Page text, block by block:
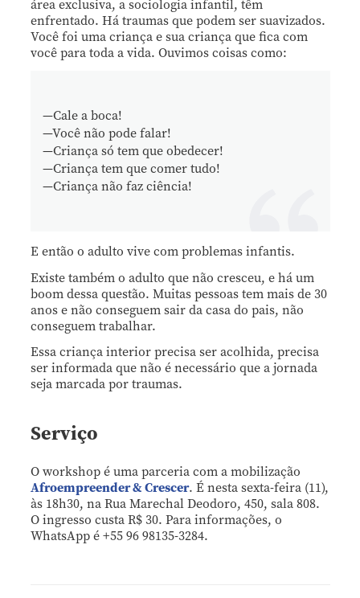
área exclusiva, a sociologia infantil, têm
enfrentado. Há traumas que podem ser suavizados.
Você foi uma criança e sua criança que fica com
você para toda a vida. Ouvimos coisas como:
—Cale a boca!
—Você não pode falar!
—Criança só tem que obedecer!
—Criança tem que comer tudo!
—Criança não faz ciência!
E então o adulto vive com problemas infantis.
Existe também o adulto que não cresceu, e há um
boom dessa questão. Muitas pessoas tem mais de 30
anos e não conseguem sair da casa do pais, não
conseguem trabalhar.
Essa criança interior precisa ser acolhida, precisa
ser informada que não é necessário que a jornada
seja marcada por traumas.
Serviço
O workshop é uma parceria com a mobilização
Afroempreender & Crescer. É nesta sexta-feira (11),
às 18h30, na Rua Marechal Deodoro, 450, sala 808.
O ingresso custa R$ 30. Para informações, o
WhatsApp é +55 96 98135-3284.